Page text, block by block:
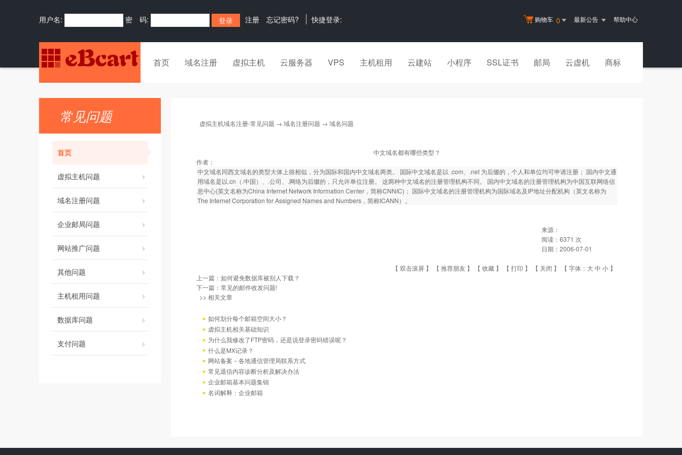
购物车 0 最新公告 帮助中心
用户名: 密 码: 注册 忘记密码? 快捷登录:
首页 域名注册 虚拟主机 云服务器 VPS 主机租用 云建站 小程序 SSL证书 邮局 云虚机 商标
常见问题
首页
虚拟主机问题
域名注册问题
企业邮局问题
网站推广问题
其他问题
主机租用问题
数据库问题
支付问题
虚拟主机域名注册-常见问题 → 域名注册问题 → 域名问题
中文域名都有哪些类型？
作者：
中文域名同西文域名的类型大体上很相似，分为国际和国内中文域名两类。 国际中文域名是以 .com、.net 为后缀的，个人和单位均可申请注册； 国内中文通
用域名是以.cn（.中国）、.公司、.网络为后缀的，只允许单位注册。 这两种中文域名的注册管理机构不同。 国内中文域名的注册管理机构为中国互联网络信
息中心(英文名称为China Internet Network Information Center，简称CNNIC)； 国际中文域名的注册管理机构为国际域名及IP地址分配机构（英文名称为
The Internet Corporation for Assigned Names and Numbers，简称ICANN）。
来源：
阅读： 6371 次
日期： 2006-07-01
【 双击滚屏 】 【 推荐朋友 】 【 收藏 】 【 打印 】 【 关闭 】 【 字体： 大中 小 】
上一篇： 如何避免数据库被别人下载？
下一篇： 常见的邮件收发问题!
>> 相关文章
如何划分每个邮箱空间大小？
虚拟主机相关基础知识
为什么我修改了FTP密码，还是说登录密码错误呢？
什么是MX记录？
网站备案－各地通信管理局联系方式
常见退信内容诊断分析及解决办法
企业邮箱基本问题集锦
名词解释：企业邮箱